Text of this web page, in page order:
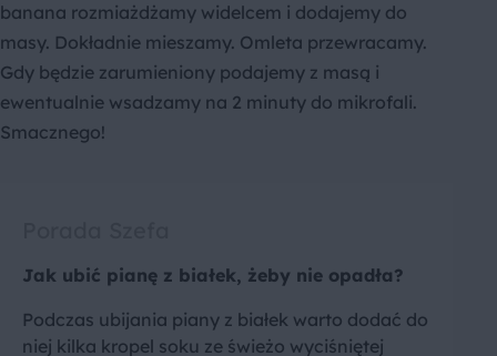
banana rozmiażdżamy widelcem i dodajemy do
masy. Dokładnie mieszamy. Omleta przewracamy.
Gdy będzie zarumieniony podajemy z masą i
ewentualnie wsadzamy na 2 minuty do mikrofali.
Smacznego!
Jak ubić pianę z białek, żeby nie opadła?
Podczas ubijania piany z białek warto dodać do
niej kilka kropel soku ze świeżo wyciśniętej